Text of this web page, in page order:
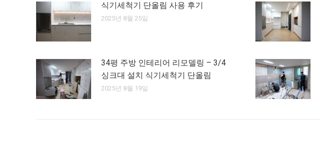
식기세척기 단올림 사용 후기
2025년 8월 25일
34평 주방 인테리어 리모델링 – 3/4
싱크대 설치 식기세척기 단올림
2025년 8월 19일